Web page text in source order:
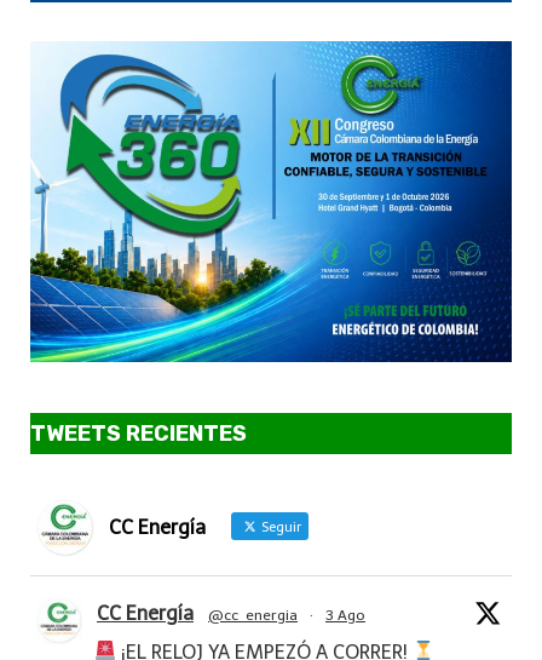
TWEETS RECIENTES
CC Energía Seguir
CC Energía @cc_energia · 3 Ago
¡EL RELOJ YA EMPEZÓ A CORRER!